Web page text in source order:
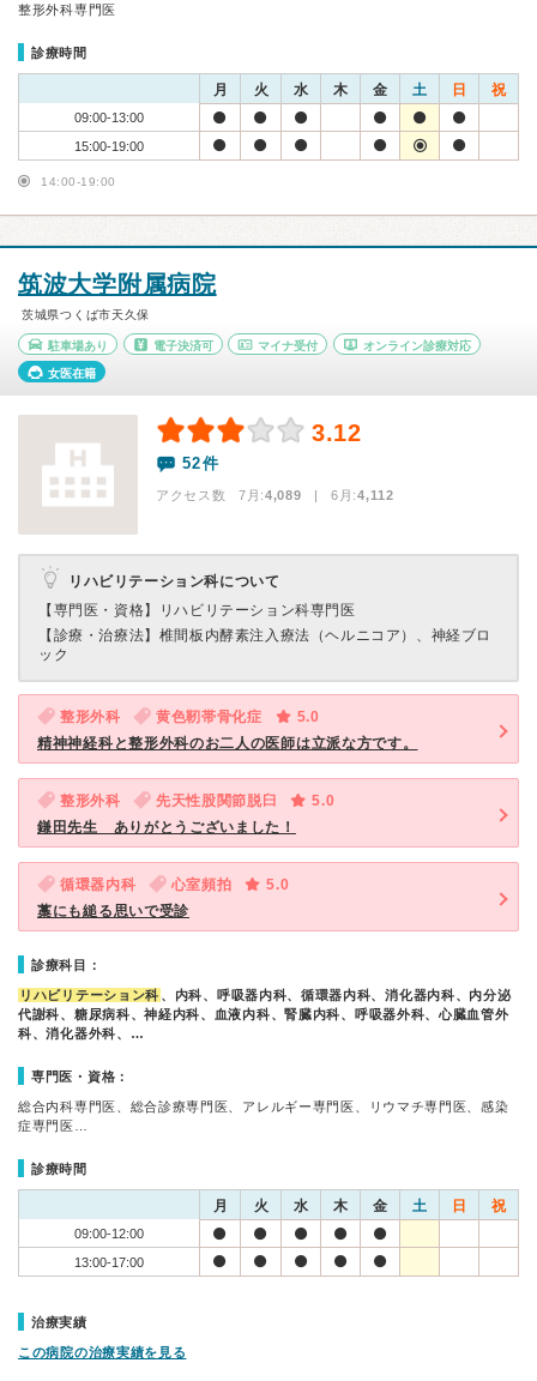
整形外科専門医
診療時間
月 火 水 木 金 土 日 祝
09:00-13:00
15:00-19:00
14:00-19:00
筑波大学附属病院
茨城県つくば市天久保
駐車場あり 電子決済可 マイナ受付 オンライン診療対応
女医在籍
3.12
52件
アクセス数 7月:4,089 | 6月:4,112
リハビリテーション科について
【専門医・資格】
リハビリテーション科専門医
【診療・治療法】 椎間板内酵素注入療法（ヘルニコア）、神経ブロ
ック
整形外科 黄色靭帯骨化症
5.0
精神神経科と整形外科のお二人の医師は立派な方です。
整形外科 先天性股関節脱臼
5.0
鎌田先生 ありがとうございました！
循環器内科 心室頻拍
5.0
藁にも縋る思いで受診
診療科目：
リハビリテーション科 、内科、呼吸器内科、循環器内科、消化器内科、内分泌
代謝科、糖尿病科、神経内科、血液内科、腎臓内科、呼吸器外科、心臓血管外
科、消化器外科、…
専門医・資格：
総合内科専門医、総合診療専門医、アレルギー専門医、リウマチ専門医、感染
症専門医…
診療時間
月 火 水 木 金 土 日 祝
09:00-12:00
13:00-17:00
治療実績
この病院の治療実績を見る